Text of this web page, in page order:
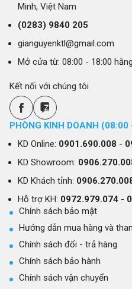
Minh, Việt Nam
(0283) 9840 205
gianguyenktl@gmail.com
Mở cửa từ: 08:00 - 18:00
Kết nối với chúng tôi
PHÒNG KINH DOANH
KD Online: 0901.690.008 -
KD Showroom:
KD Khách tỉnh:
Hỗ trợ KH: 0972.979.074-
Chính sách bảo mật
Hướng dẫn mua hàng và
Chính sách đổi - trả hàng
Chính sách bảo hành
Chính sách vận chuyển